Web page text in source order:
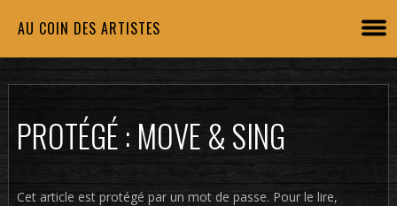
AU COIN DES ARTISTES
PROTÉGÉ : MOVE & SING
Cet article est protégé par un mot de passe. Pour le lire,